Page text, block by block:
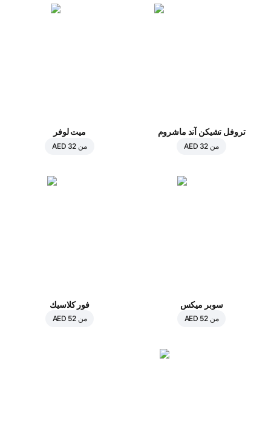
تروفل تشيكن آند ماشروم
من AED 32
ميت لوفر
من AED 32
سوبر ميكس
منAED 52
فور كلاسيك
منAED 52